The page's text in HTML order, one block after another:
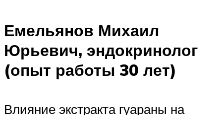
Емельянов Михаил
Юрьевич, эндокринолог
(опыт работы 30 лет)
Влияние экстракта гуараны на